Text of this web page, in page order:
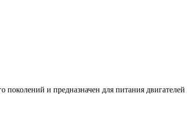
поколений и предназначен для питания